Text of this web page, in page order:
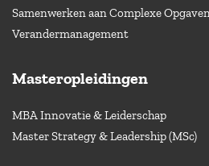
Samenwerken aan Complexe
Verandermanagement
Masteropleidingen
MBA Innovatie & Leiderschap
Master Strategy & Leadership (MSc)